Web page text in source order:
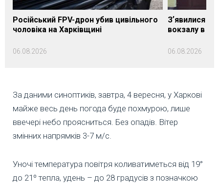
Російський FPV-дрон убив цивільного
чоловіка на Харківщині
06.08.2026
Зʼявилися
вокзалу в
06.08.2026
За даними синоптиків, завтра, 4 вересня, у Харкові
майже весь день погода буде похмурою, лише
ввечері небо проясниться. Без опадів. Вітер
змінних напрямків 3-7 м/с.
Уночі температура повітря коливатиметься від 19°
до 21º тепла, удень – до 28 градусів з позначкою